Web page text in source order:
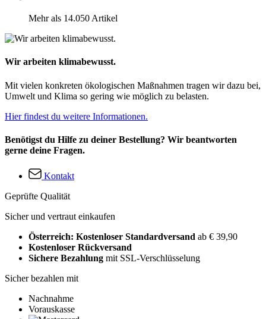
Mehr als 14.050 Artikel
Wir arbeiten klimabewusst.
Mit vielen konkreten ökologischen Maßnahmen tragen wir dazu bei,
Umwelt und Klima so gering wie möglich zu belasten.
Hier findest du weitere Informationen.
Benötigst du Hilfe zu deiner Bestellung? Wir beantworten
gerne deine Fragen.
Kontakt
Geprüfte Qualität
Sicher und vertraut einkaufen
Österreich: Kostenloser Standardversand ab € 39,90
Kostenloser Rückversand
Sichere Bezahlung mit SSL-Verschlüsselung
Sicher bezahlen mit
Nachnahme
Vorauskasse